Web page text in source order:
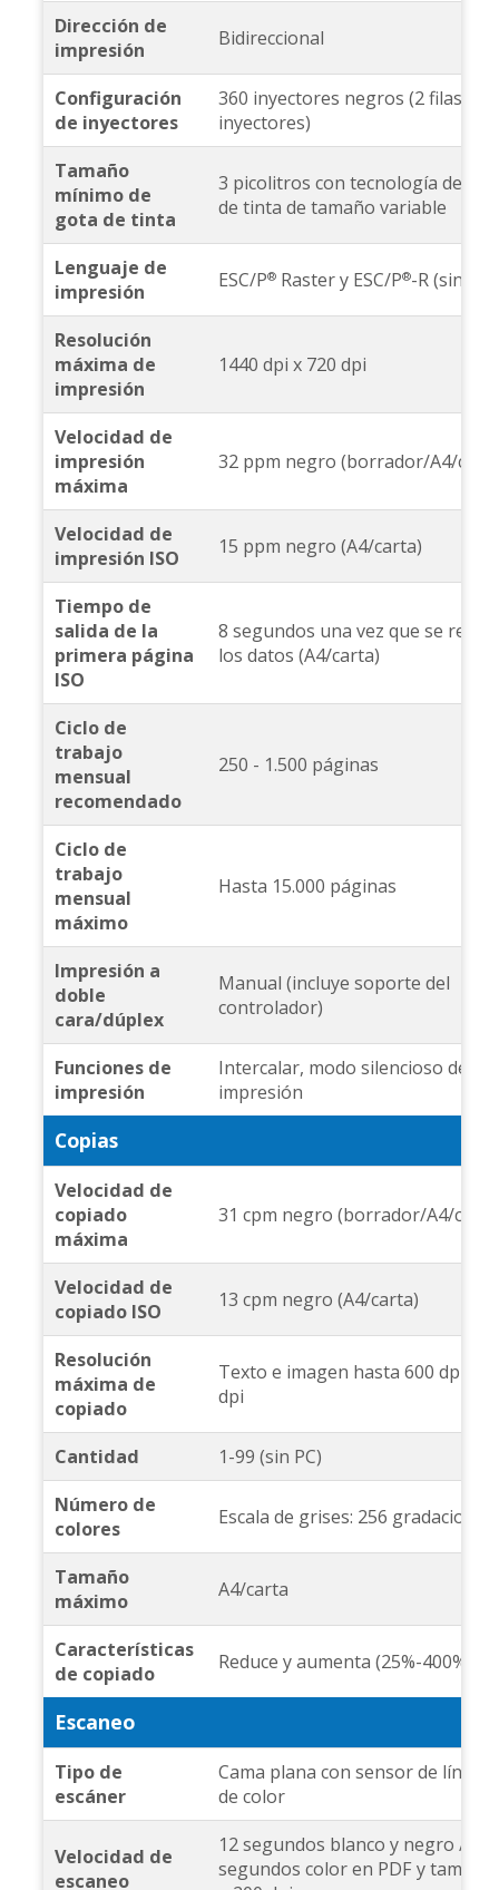
Dirección de
impresión
Bidireccional
Configuración
de inyectores
360 inyectores negros (2 filas de
inyectores)
Tamaño
mínimo de
gota de tinta
3 picolitros con tecnología de
de tinta de tamaño variable
Lenguaje de
impresión
ESC/P®Raster y ESC/P®-R (sin PC)
Resolución
máxima de
impresión
1440 dpi x 720 dpi
Velocidad de
impresión
máxima
32 ppm negro (borrador/A4/
Velocidad de
impresión ISO
15 ppm negro (A4/carta)
Tiempo de
salida de la
primera página
ISO
8 segundos una vez que se
los datos (A4/carta)
Ciclo de
trabajo
mensual
recomendado
250 - 1.500 páginas
Ciclo de
trabajo
mensual
máximo
Hasta 15.000 páginas
Impresión a
doble
cara/dúplex
Manual (incluye soporte del
controlador)
Funciones de
impresión
Intercalar, modo silencioso de
impresión
Copias
Velocidad de
copiado
máxima
31 cpm negro (borrador/A4/
Velocidad de
copiado ISO
13 cpm negro (A4/carta)
Resolución
máxima de
copiado
Texto e imagen hasta 600 dpi x
dpi
Cantidad
1-99 (sin PC)
Número de
colores
Escala de grises: 256 gradaciones
Tamaño
máximo
A4/carta
Características
de copiado
Reduce y aumenta (25%-400%)
Escaneo
Tipo de
escáner
Cama plana con sensor de líneas
de color
Velocidad de
escaneo
12 segundos blanco y negro / 28
segundos color en PDF y tamaño